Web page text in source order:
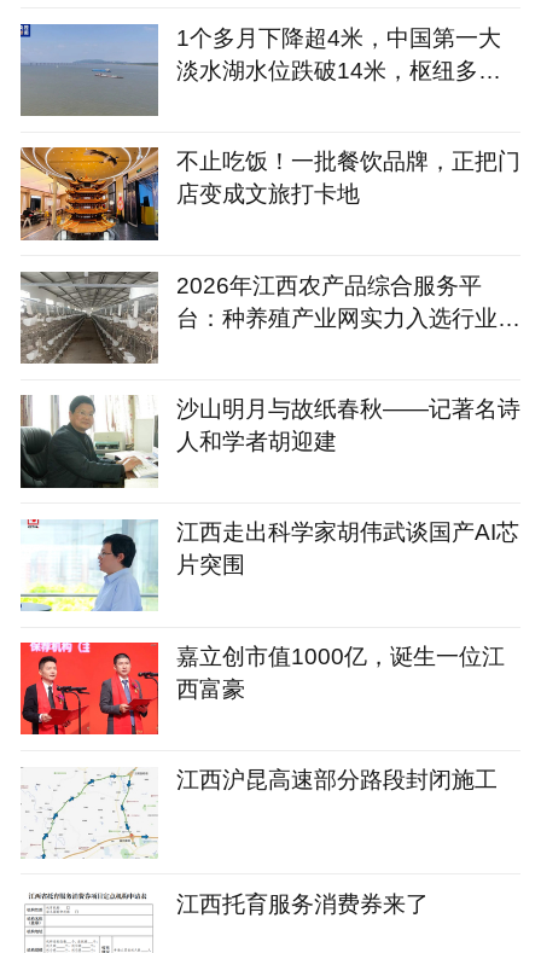
1个多月下降超4米，中国第一大
淡水湖水位跌破14米，枢纽多久
不止吃饭！一批餐饮品牌，正把门
店变成文旅打卡地
2026年江西农产品综合服务平
台：种养殖产业网实力入选行业服
沙山明月与故纸春秋——记著名诗
人和学者胡迎建
江西走出科学家胡伟武谈国产AI芯
片突围
嘉立创市值1000亿，诞生一位江
西富豪
江西沪昆高速部分路段封闭施工
江西托育服务消费券来了